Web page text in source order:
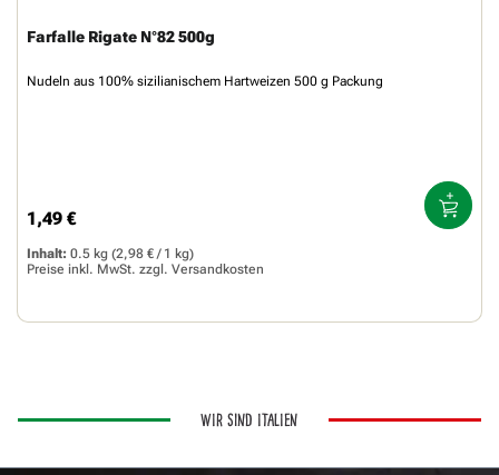
Farfalle Rigate N°82 500g
Nudeln aus 100% sizilianischem Hartweizen 500 g Packung
Regulärer Preis:
1,49 €
Inhalt: 0.5 kg (2,98 € / 1 kg)
Preise inkl. MwSt. zzgl. Versandkosten
WIR SIND ITALIEN